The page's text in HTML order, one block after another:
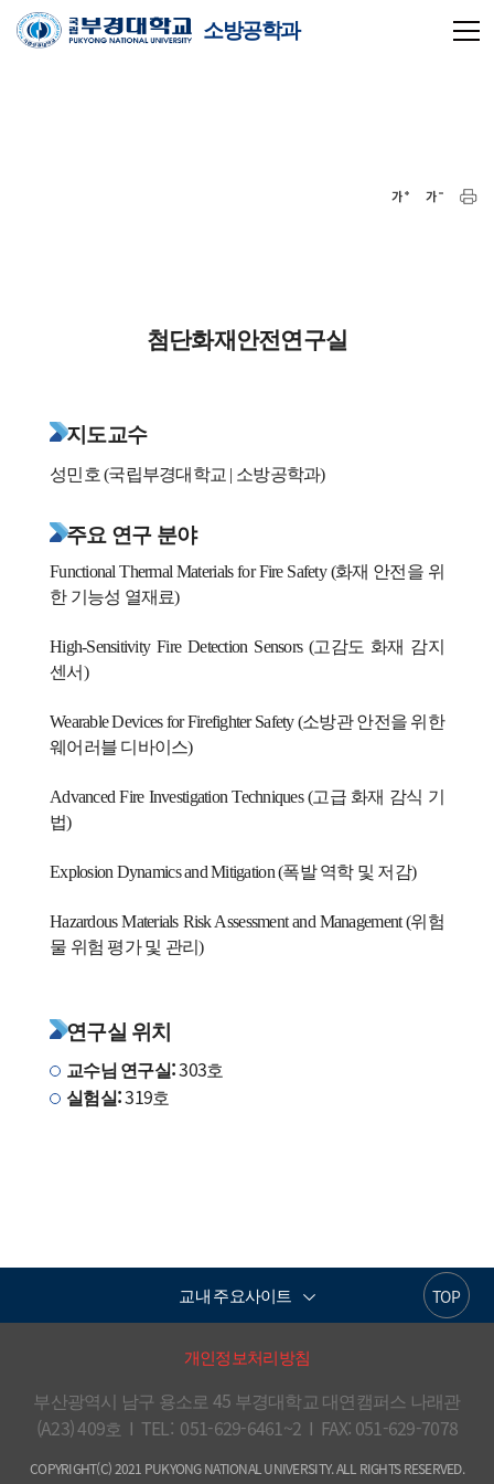
소방공학과
첨단화재안전연구실
지도교수
성민호 (국립부경대학교 | 소방공학과)
주요 연구 분야
Functional Thermal Materials for Fire Safety (화재 안전을 위
한 기능성 열재료)
High-Sensitivity Fire Detection Sensors (고감도 화재 감지
센서)
Wearable Devices for Firefighter Safety (소방관 안전을 위한
웨어러블 디바이스)
Advanced Fire Investigation Techniques (고급 화재 감식 기
법)
Explosion Dynamics and Mitigation (폭발 역학 및 저감)
Hazardous Materials Risk Assessment and Management (위험
물 위험 평가 및 관리)
연구실 위치
교수님 연구실:303호
실험실:319호
TOP
교내 주요사이트
개인정보처리방침
부산광역시 남구 용소로 45 부경대학교 대연캠퍼스 나래관
(A23) 409호  I  TEL:  051-629-6461~2  I  FAX: 051-629-7078
COPYRIGHT(C) 2021 PUKYONG NATIONAL UNIVERSITY. ALL RIGHTS RESERVED.